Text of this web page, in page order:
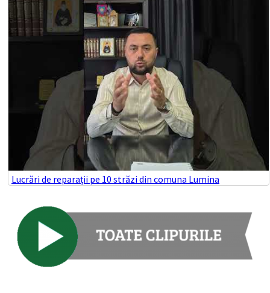
Lucrări de reparații pe 10 străzi din comuna Lumina